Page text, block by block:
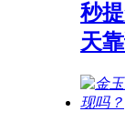
秒
天